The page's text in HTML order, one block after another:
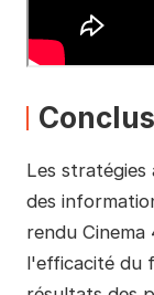
Les
des
rendu
l'efficacité du